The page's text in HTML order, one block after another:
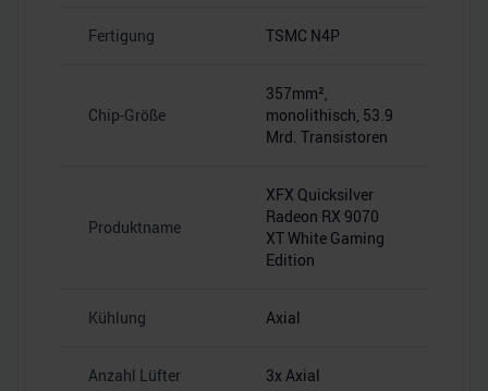
Fertigung TSMC N4P
Chip-Größe
357mm²,
monolithisch, 53.9
Mrd. Transistoren
Produktname
XFX Quicksilver
Radeon RX 9070
XT White Gaming
Edition
Kühlung Axial
Anzahl Lüfter 3x Axial